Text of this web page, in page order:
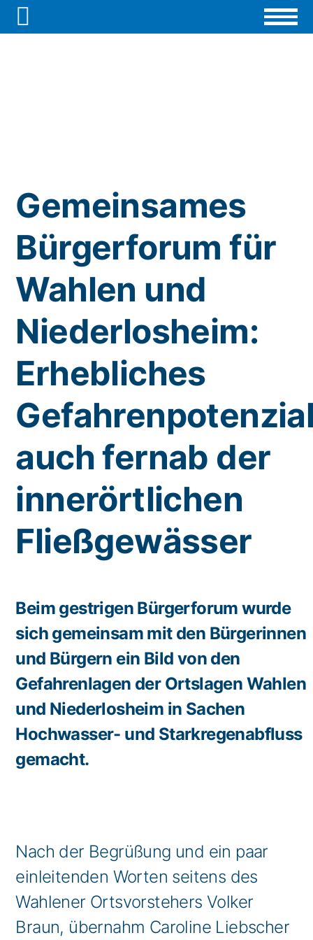

Gemeinsames
Bürgerforum für
Wahlen und
Niederlosheim:
Erhebliches
auch fernab der
innerörtlichen
Fließgewässer
Beim gestrigen Bürgerforum wurde
sich gemeinsam mit den Bürgerinnen
und Bürgern ein Bild von den
Gefahrenlagen der Ortslagen Wahlen
und Niederlosheim in Sachen
Hochwasser- und Starkregenabfluss
gemacht.
Nach der Begrüßung und ein paar
einleitenden Worten seitens des
Wahlener Ortsvorstehers Volker
Braun, übernahm Caroline Liebscher